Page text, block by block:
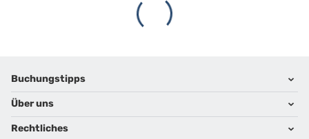
Footer navigation
Buchungstipps
Warum im Reisebüro buchen
Hoteltipps
Über uns
Kontakt
Rechtliches